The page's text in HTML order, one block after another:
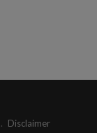
Disclaimer